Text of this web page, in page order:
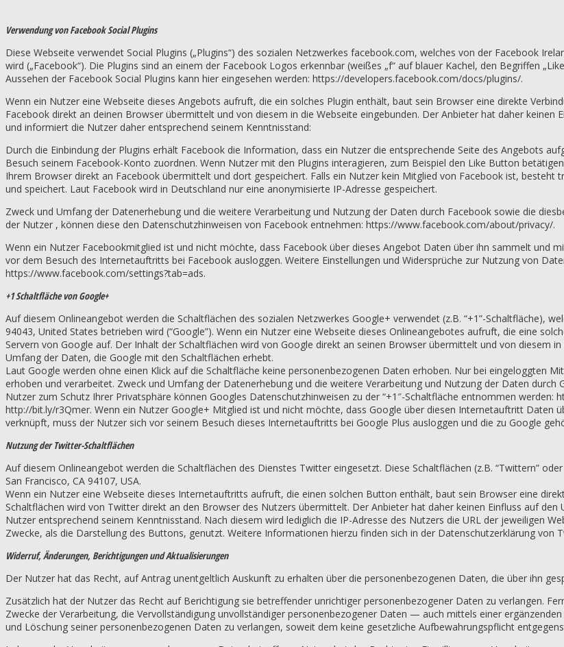
Verwendung von Facebook Social Plugins
Diese Webseite verwendet Social Plugins („Plugins“) des sozialen Netzwerkes facebook.com, welches von der Facebook
wird („Facebook“). Die Plugins sind an einem der Facebook Logos erkennbar (weißes „f“ auf blauer Kachel, den Begriffen
Aussehen der Facebook Social Plugins kann hier eingesehen werden: https://developers.facebook.com/docs/plugins/.
Wenn ein Nutzer eine Webseite dieses Angebots aufruft, die ein solches Plugin enthält, baut sein Browser eine direkte
Facebook direkt an deinen Browser übermittelt und von diesem in die Webseite eingebunden. Der Anbieter hat daher
und informiert die Nutzer daher entsprechend seinem Kenntnisstand:
Durch die Einbindung der Plugins erhält Facebook die Information, dass ein Nutzer die entsprechende Seite des Angebots
Besuch seinem Facebook-Konto zuordnen. Wenn Nutzer mit den Plugins interagieren, zum Beispiel den Like Button
Ihrem Browser direkt an Facebook übermittelt und dort gespeichert. Falls ein Nutzer kein Mitglied von Facebook ist,
und speichert. Laut Facebook wird in Deutschland nur eine anonymisierte IP-Adresse gespeichert.
Zweck und Umfang der Datenerhebung und die weitere Verarbeitung und Nutzung der Daten durch Facebook sowie die
der Nutzer , können diese den Datenschutzhinweisen von Facebook entnehmen: https://www.facebook.com/about/privacy/.
Wenn ein Nutzer Facebookmitglied ist und nicht möchte, dass Facebook über dieses Angebot Daten über ihn sammelt und
vor dem Besuch des Internetauftritts bei Facebook ausloggen. Weitere Einstellungen und Widersprüche zur Nutzung von
https://www.facebook.com/settings?tab=ads.
+1 Schaltfläche von Google+
Auf diesem Onlineangebot werden die Schaltflächen des sozialen Netzwerkes Google+ verwendet (z.B. “+1”-Schaltfläche),
94043, United States betrieben wird (“Google”). Wenn ein Nutzer eine Webseite dieses Onlineangebotes aufruft, die eine
Servern von Google auf. Der Inhalt der Schaltflächen wird von Google direkt an seinen Browser übermittelt und von diesem
Umfang der Daten, die Google mit den Schaltflächen erhebt.
Laut Google werden ohne einen Klick auf die Schaltfläche keine personenbezogenen Daten erhoben. Nur bei eingeloggten
erhoben und verarbeitet. Zweck und Umfang der Datenerhebung und die weitere Verarbeitung und Nutzung der Daten
Nutzer zum Schutz Ihrer Privatsphäre können Googles Datenschutzhinweisen zu der “+1″-Schaltfläche entnommen
http://bit.ly/r3Qmer. Wenn ein Nutzer Google+ Mitglied ist und nicht möchte, dass Google über diesen Internetauftritt Daten
verknüpft, muss der Nutzer sich vor seinem Besuch dieses Internetauftritts bei Google Plus ausloggen und die zu Google
Nutzung der Twitter-Schaltflächen
Auf diesem Onlineangebot werden die Schaltflächen des Dienstes Twitter eingesetzt. Diese Schaltflächen (z.B. “Twittern”
San Francisco, CA 94107, USA.
Wenn ein Nutzer eine Webseite dieses Internetauftritts aufruft, die einen solchen Button enthält, baut sein Browser eine
Schaltflächen wird von Twitter direkt an den Browser des Nutzers übermittelt. Der Anbieter hat daher keinen Einfluss auf
Nutzer entsprechend seinem Kenntnisstand. Nach diesem wird lediglich die IP-Adresse des Nutzers die URL der jeweiligen
Zwecke, als die Darstellung des Buttons, genutzt. Weitere Informationen hierzu finden sich in der Datenschutzerklärung von
Widerruf, Änderungen, Berichtigungen und Aktualisierungen
Der Nutzer hat das Recht, auf Antrag unentgeltlich Auskunft zu erhalten über die personenbezogenen Daten, die über ihn
Zusätzlich hat der Nutzer das Recht auf Berichtigung sie betreffender unrichtiger personenbezogener Daten zu verlangen.
Zwecke der Verarbeitung, die Vervollständigung unvollständiger personenbezogener Daten — auch mittels einer
und Löschung seiner personenbezogenen Daten zu verlangen, soweit dem keine gesetzliche Aufbewahrungspflicht